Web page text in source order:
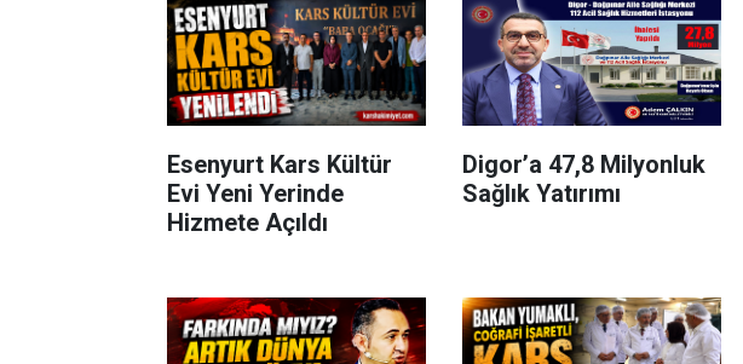
Esenyurt Kars Kültür
Evi Yeni Yerinde
Hizmete Açıldı
Digor’a 47,8 Milyonluk
Sağlık Yatırımı